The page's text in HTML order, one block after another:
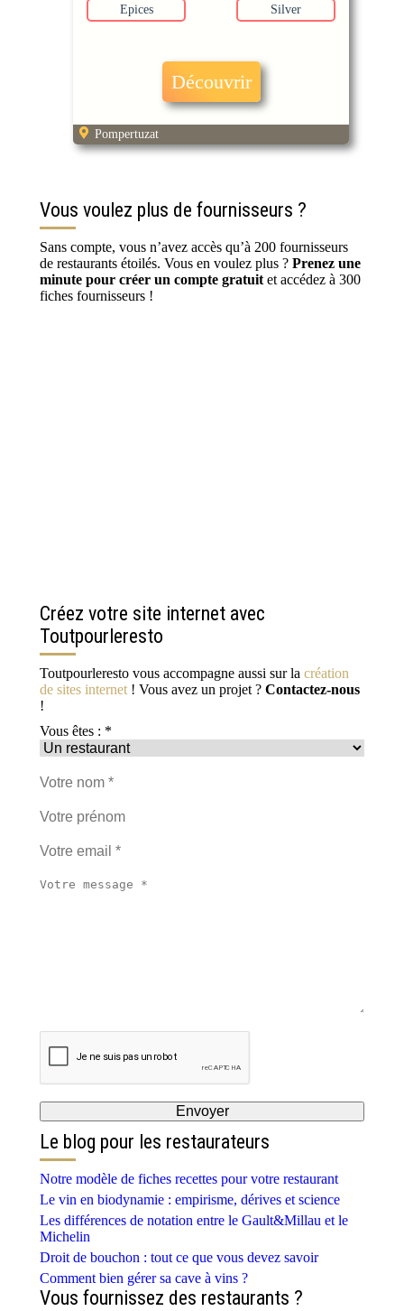
Epices Silver
Découvrir
Pompertuzat
Vous voulez plus de fournisseurs ?
Sans compte, vous n’avez accès qu’à 200 fournisseurs
de restaurants étoilés. Vous en voulez plus ? Prenez une
minute pour créer un compte gratuit et accédez à 300
fiches fournisseurs !
Créez votre site internet avec
Toutpourleresto
Toutpourleresto vous accompagne aussi sur la création
de sites internet ! Vous avez un projet ? Contactez-nous
!
Vous êtes : *
Le blog pour les restaurateurs
Notre modèle de fiches recettes pour votre restaurant
Le vin en biodynamie : empirisme, dérives et science
Les différences de notation entre le Gault&Millau et le
Michelin
Droit de bouchon : tout ce que vous devez savoir
Comment bien gérer sa cave à vins ?
Vous fournissez des restaurants ?